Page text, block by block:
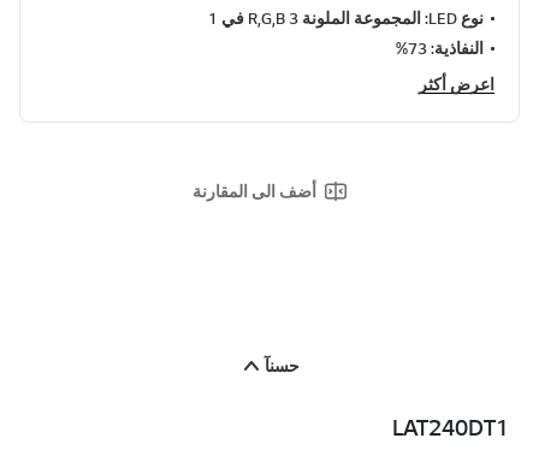
نوع LED: المجموعة الملونة R,G,B 3 في 1
النفاذية: 73%
اعرض أكثر
أضف الى المقارنة
حسنآ
LAT240DT1